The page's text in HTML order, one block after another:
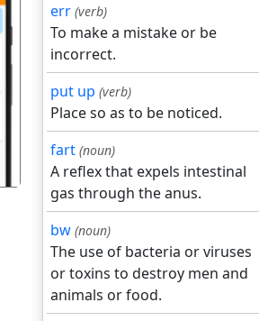
err (verb)
To make a mistake or be
incorrect.
put up (verb)
Place so as to be noticed.
fart (noun)
A reflex that expels intestinal
gas through the anus.
bw (noun)
The use of bacteria or viruses
or toxins to destroy men and
animals or food.